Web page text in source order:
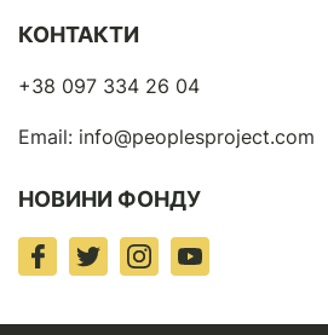
КОНТАКТИ
+38 097 334 26 04
Email: info@peoplesproject.com
НОВИНИ ФОНДУ